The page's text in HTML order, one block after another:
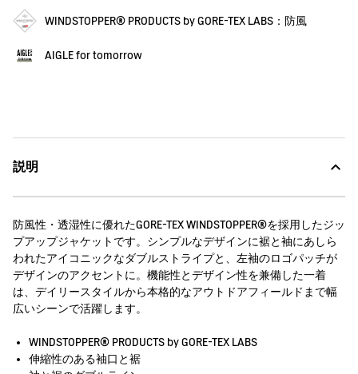
WINDSTOPPER® PRODUCTS by GORE-TEX LABS：防風
AIGLE for tomorrow
説明
防風性・透湿性に優れたGORE-TEX WINDSTOPPER®を採用したジッ
プアップジャケットです。シンプルなデザインに裾と袖にあしら
われたアイコニックなダブルストライプと、左袖のロゴパッチが
デザインのアクセントに。機能性とデザイン性を兼備した一着
は、デイリースタイルから本格的なアウトドアフィールドまで幅
広いシーンで活躍します。
WINDSTOPPER® PRODUCTS by GORE-TEX LABS
伸縮性のある袖口と裾